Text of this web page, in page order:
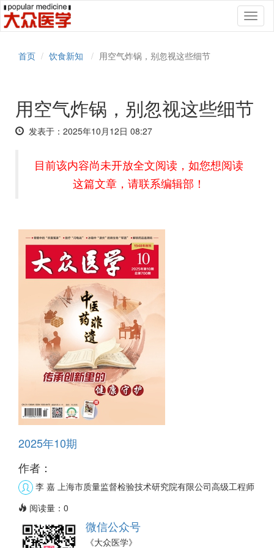
首页
饮食新知 用空气炸锅，别忽视这些细节
用空气炸锅，别忽视这些细节
发表于：2025年10月12日 08:27
目前该内容尚未开放全文阅读，如您想阅读
这篇文章，请联系编辑部！
2025年10期
作者：
李 嘉 上海市质量监督检验技术研究院有限公司高级工程师
阅读量： 0
微信公众号
《大众医学》